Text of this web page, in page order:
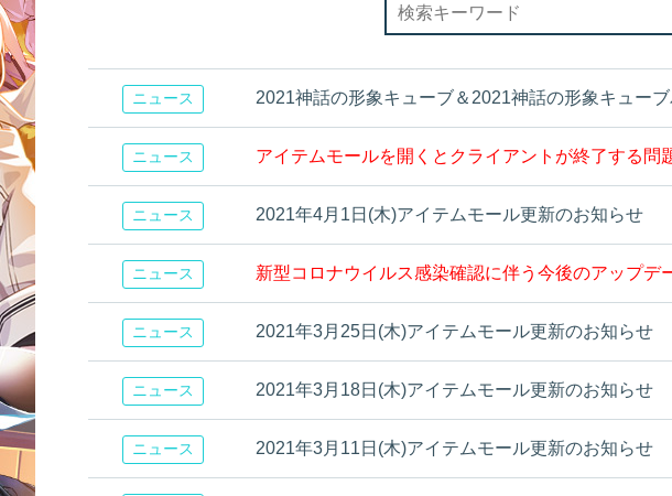
ニュース 2021神話の形象キューブ＆2021神話の形象キュー
ニュース アイテムモールを開くとクライアントが終了する問
ニュース 2021年4月1日(木)アイテムモール更新のお知らせ
ニュース 新型コロナウイルス感染確認に伴う今後のアップデ
ニュース 2021年3月25日(木)アイテムモール更新のお知らせ
ニュース 2021年3月18日(木)アイテムモール更新のお知らせ
ニュース 2021年3月11日(木)アイテムモール更新のお知らせ